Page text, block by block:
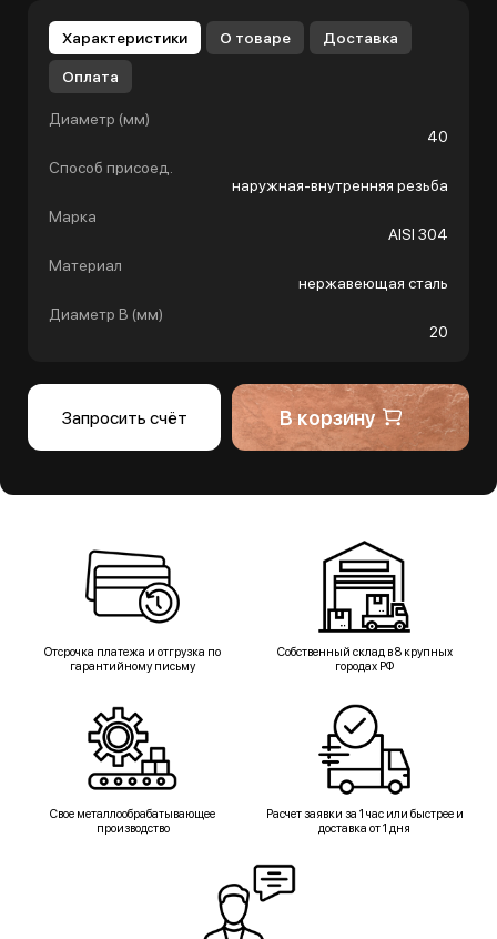
Характеристики О товаре Доставка
Оплата
Диаметр (мм)
40
Способ присоед.
наружная-внутренняя резьба
Марка
AISI 304
Материал
нержавеющая сталь
Диаметр B (мм)
20
Запросить счёт В корзину
Отсрочка платежа и отгрузка по
гарантийному письму
Собственный склад в 8 крупных
городах РФ
Свое металлообрабатывающее
производство
Расчет заявки за 1 час или быстрее и
доставка от 1 дня